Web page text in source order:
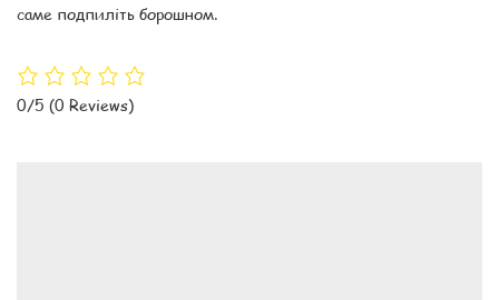
саме подпиліть борошном.
0/5 (0 Reviews)